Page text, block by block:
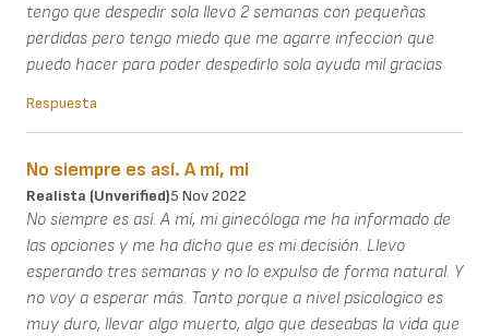
tengo que despedir sola llevo 2 semanas con pequeñas
perdidas pero tengo miedo que me agarre infeccion que
puedo hacer para poder despedirlo sola ayuda mil gracias
Respuesta
No siempre es así. A mí, mi
Realista (unverified)5 Nov 2022
No siempre es así. A mí, mi ginecóloga me ha informado de
las opciones y me ha dicho que es mi decisión. Llevo
esperando tres semanas y no lo expulso de forma natural. Y
no voy a esperar más. Tanto porque a nivel psicologico es
muy duro, llevar algo muerto, algo que deseabas la vida que